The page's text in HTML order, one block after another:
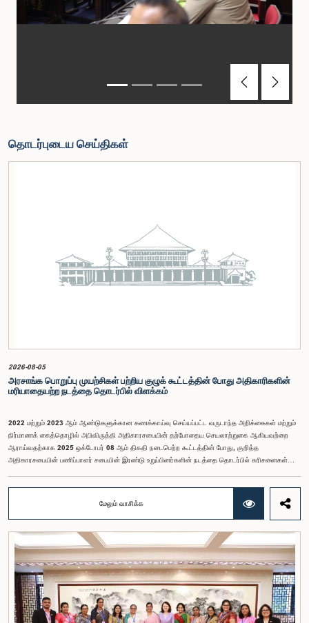
PreviousNext
தொடர்புடைய செய்திகள்
2026-08-05
அரசாங்க பொறுப்பு முயற்சிகள் பற்றிய குழுக் கூட்டத்தின் போது அதிகாரிகளின்
மரியாதையற்ற நடத்தை தொடர்பில் விளக்கம்
2022 மற்றும் 2023 ஆம் ஆண்டுகளுக்கான கணக்காய்வு செய்யப்பட்ட வருடாந்த அறிக்கைகள் மற்றும்
நிர்மாணக் கைத்தொழில் அபிவிருத்தி அதிகாரசபையின் தற்போதைய செயலாற்றுகை ஆகியவற்றை
ஆராய்வதற்காக 2025 ஒக்டோபர் 08 ஆம் திகதி நடைபெற்ற கூட்டத்தின் போது, குறித்த
அதிகாரசபையின் பணிப்பாளர் சபையின் இரண்டு உறுப்பினர்களின் நடத்தை தொடர்பில் கரிசனைகள்
இக்கூட்டத்தில் கலந்துகொண்டார் என்பதைக் குழு அவதானித்தது. மேலும், தாபிக்கப்பட்ட பாராளுமன்ற
நடைமுறை மற்றும் ஒழுங்குமுறைகளுக்கு முரணான வகையில், தவிசாளரின் முன் அனுமதியைப்
பெறாமலேயே இரு அதிகாரிகளும் குழுவின் நடவடிக்கைகளிலிருந்து வெளியேறினர். இச்சம்பவங்களைத்
தொடர்ந்து, அரசாங்க பொறுப்பு முயற்சிகள் பற்றிய குழுவின் கௌரவ தவிசாளரினால் எழுப்பப்பட்ட
சிறப்புரிமைப் பிரச்சினையினையடுத்து, பாராளுமன்றத்தை அவமதித்தமை தொடர்பான
குற்றச்சாட்டுகளின் பேரில் இரு அதிகாரிகளும் 2026 பெப்ரவரி 17 ஆம் திகதி ஒழுக்கநெறிகள் மற்றும்
சிறப்புரிமைகள் பற்றிய குழுவின் முன்னிலையில் ஆஜராகினர். இந்த நடவடிக்கைகளின் போது, அவர்கள்
தமது நடத்தைக்காக மனப்பூர்வமான மன்னிப்பைக் கோரினர். உரிய பரிசீலனையின் பின்னர்,
அதிகாரிகள் தமது செயல்களின் தீவிரத்தை ஏற்றுக்கொண்டுள்ளார்கள் என்பதையும், பாராளுமன்றக்
குழுக்களின் அதிகாரம், கௌரவம் மற்றும் தாபிக்கப்பட்ட நடைமுறைகளை மதிப்பதன்
மேலும் வாசிக்க